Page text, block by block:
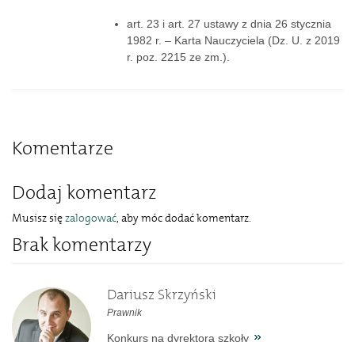
art. 23 i art. 27 ustawy z dnia 26 stycznia
1982 r. – Karta Nauczyciela (Dz. U. z 2019
r. poz. 2215 ze zm.).
Komentarze
Dodaj komentarz
Musisz sięzalogować, aby móc dodać komentarz.
Brak komentarzy
Dariusz Skrzyński
Prawnik
Konkurs na dyrektora szkoły